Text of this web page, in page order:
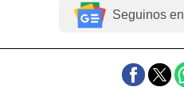
Seguinos en